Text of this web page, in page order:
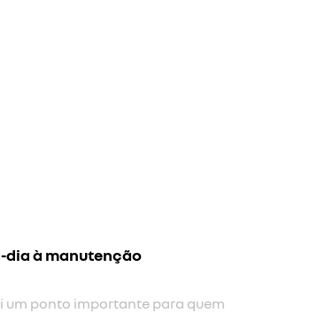
dia à manutenção
um ponto importante para quem